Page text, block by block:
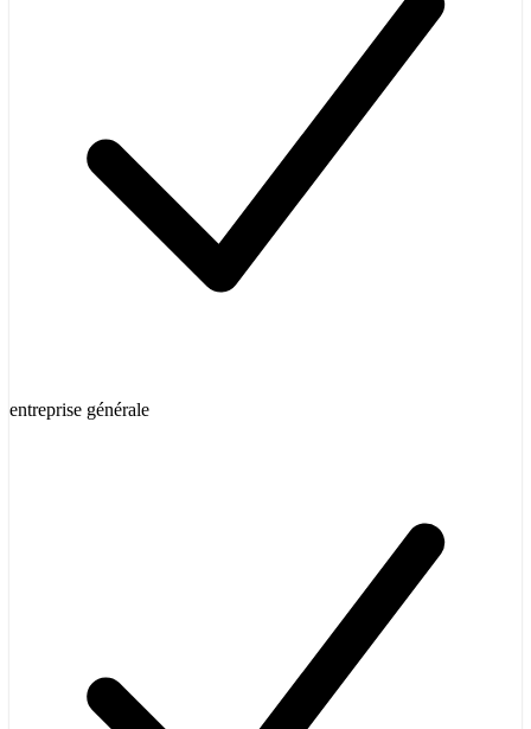
entreprise générale